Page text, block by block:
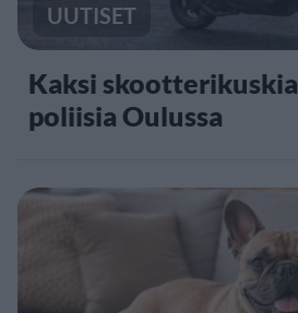
UUTISET
Kaksi
poliisia Oulussa